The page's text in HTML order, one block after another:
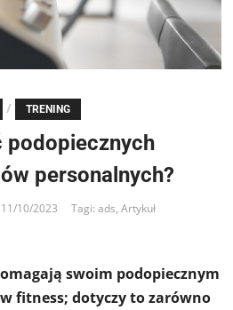
/ TRENING
podopiecznych
personalnych?
11/10/2023 Tagi:ads,Artykuł
swoim podopiecznym
fitness; dotyczy to zarówno